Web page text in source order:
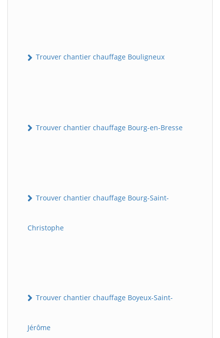
Trouver chantier chauffage Bouligneux
Trouver chantier chauffage Bourg-en-Bresse
Trouver chantier chauffage Bourg-Saint-
Christophe
Trouver chantier chauffage Boyeux-Saint-
Jérôme